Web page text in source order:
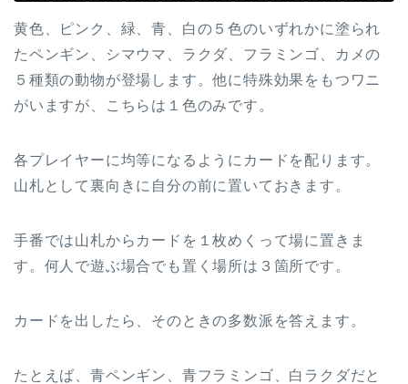
黄色、ピンク、緑、青、白の５色のいずれかに塗られ
たペンギン、シマウマ、ラクダ、フラミンゴ、カメの
５種類の動物が登場します。他に特殊効果をもつワニ
がいますが、こちらは１色のみです。
各プレイヤーに均等になるようにカードを配ります。
山札として裏向きに自分の前に置いておきます。
手番では山札からカードを１枚めくって場に置きま
す。何人で遊ぶ場合でも置く場所は３箇所です。
カードを出したら、そのときの多数派を答えます。
たとえば、青ペンギン、青フラミンゴ、白ラクダだと